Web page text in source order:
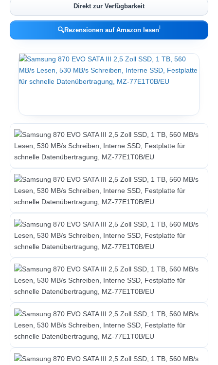
Direkt zur Verfügbarkeit
🔍Rezensionen auf Amazon lesenℹ︎